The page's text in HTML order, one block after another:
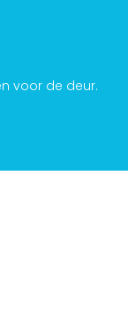
voor de deur.